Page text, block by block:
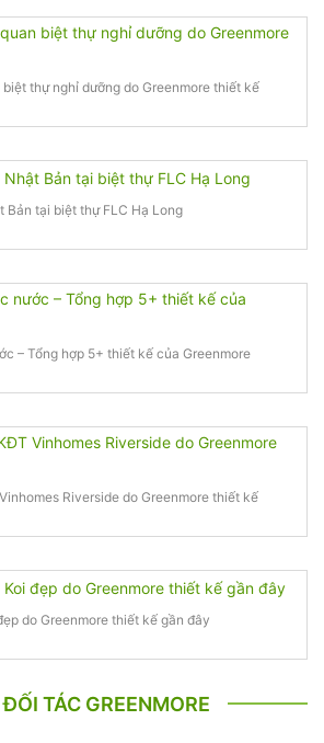
thự nghỉ dưỡng do Greenmore thiết kế
Bản tại biệt thự FLC Hạ Long
– Tổng hợp 5+ thiết kế của Greenmore
Riverside do Greenmore thiết kế
do Greenmore thiết kế gần đây
TÁC GREENMORE